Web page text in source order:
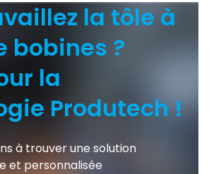
la tôle à
bobines ?
la
Produtech !
à trouver une solution
et personnalisée